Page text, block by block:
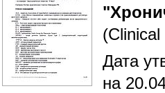
Дата
на